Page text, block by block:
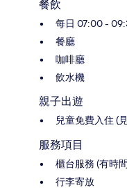
餐飲
每日 07:00 -
餐廳
咖啡廳
飲水機
親子出遊
兒童免費入住 (
服務項目
櫃台服務 (有時
行李寄放